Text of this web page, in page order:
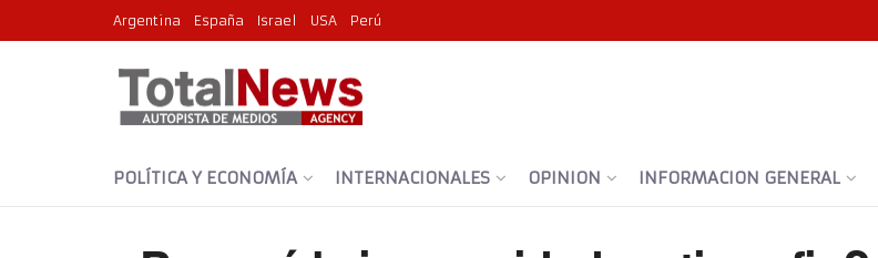
Argentina España Israel USA Perú
POLÍTICA Y ECONOMÍA INTERNACIONALES OPINION INFORMACION GENERAL